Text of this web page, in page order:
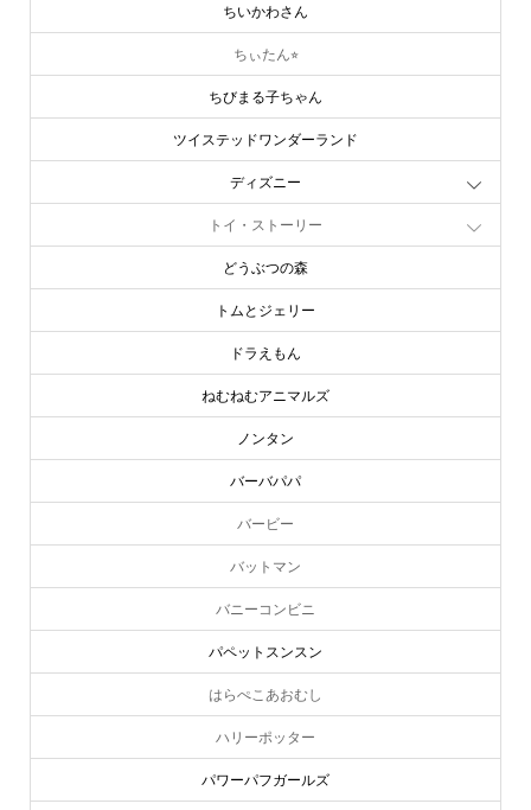
ちいかわさん
ちぃたん⭐︎
ちびまる子ちゃん
ツイステッドワンダーランド
ディズニー
トイ・ストーリー
どうぶつの森
トムとジェリー
ドラえもん
ねむねむアニマルズ
ノンタン
バーバパパ
バービー
バットマン
バニーコンビニ
パペットスンスン
はらぺこあおむし
ハリーポッター
パワーパフガールズ